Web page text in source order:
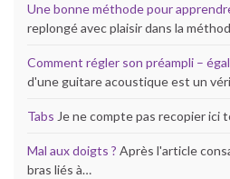
Une bonne méthode pour
replongé avec plaisir dans la
Comment régler son préampli –
d'une guitare acoustique est un
Tabs Je ne compte pas recopier ici
Mal aux doigts ? Après l'article
bras liés à…